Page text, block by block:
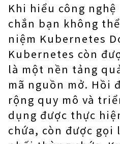
Khi hiểu công
chắn bạn không
niệm Kubernetes
Kubernetes còn
là một nền tảng
mã nguồn mở. Hồi
rộng quy mô và
dụng được thực
chứa, còn được gọi